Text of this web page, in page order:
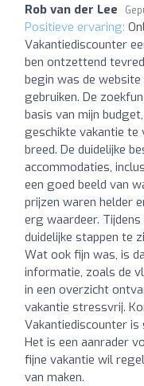
Rob van der Lee
Positieve ervaring:
Vakantiediscounter
ben ontzettend
begin was de
gebruiken. De
basis van mijn
geschikte vakantie te
breed. De duidelijke
accommodaties,
een goed beeld van
prijzen waren helder
erg waardeer.
duidelijke stappen te
Wat ook fijn was, is
informatie, zoals de
in een overzicht
vakantie stressvrij.
Vakantiediscounter
Het is een aanrader
fijne vakantie wil
van maken.